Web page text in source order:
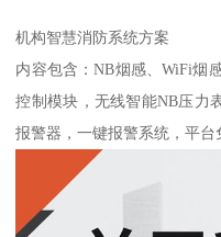
机构智慧消防系统方案
内容包含：NB烟感、WiFi烟
控制模块，无线智能NB压力
报警器，一键报警系统，平台